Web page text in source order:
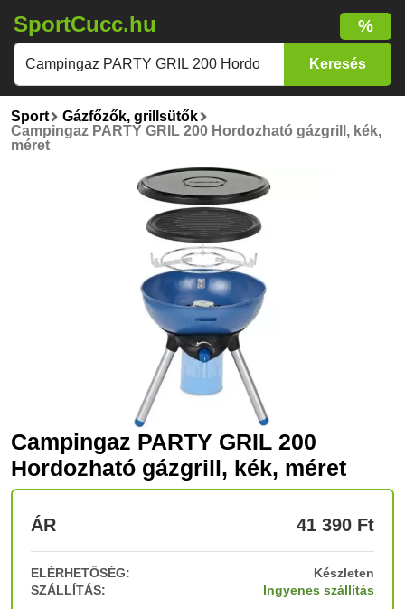
SportCucc.hu %
Sport
Gázfőzők, grillsütők
Campingaz PARTY GRIL 200 Hordozható gázgrill, kék,
méret
Campingaz PARTY GRIL 200
Hordozható gázgrill, kék, méret
ÁR 41 390 Ft
ELÉRHETŐSÉG:
Készleten
SZÁLLÍTÁS:
Ingyenes szállítás